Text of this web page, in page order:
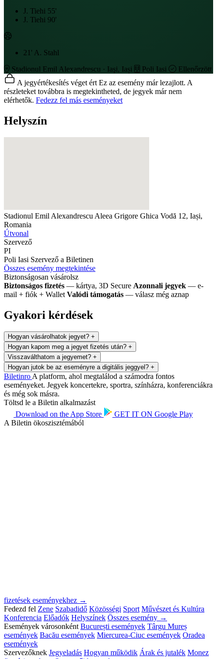
J. Tiehi 55'
J. Tiehi 90'
21' A. Stahl
Stadionul Emil Alexandrescu · Iaşi, Iași
Poli Iasi
Ellenőrzött
A jegyértékesítés véget ért Ez az esemény már lezajlott. A
részleteket továbbra is megtekintheted, de jegyek már nem
elérhetők. Fedezz fel más eseményeket
Helyszín
Stadionul Emil Alexandrescu Aleea Grigore Ghica Vodă 12, Iași,
Romania
Útvonal
Szervező
PI
Poli Iasi Szervező a Biletinen
Összes esemény megtekintése
Biztonságosan vásárolsz
Biztonságos fizetés — kártya, 3D Secure Azonnali jegyek — e-
mail + fiók + Wallet Valódi támogatás — válasz még aznap
Gyakori kérdések
Hogyan vásárolhatok jegyet? +
Hogyan kapom meg a jegyet fizetés után? +
Visszaválthatom a jegyemet? +
Hogyan jutok be az eseményre a digitális jeggyel? +
Biletinro A platform, ahol megtalálod a számodra fontos
eseményeket. Jegyek koncertekre, sportra, színházra, konferenciákra
és még sok másra.
Töltsd le a Biletin alkalmazást
Download on the App Store GET IT ON Google Play
A Biletin ökoszisztémából
fizetések eseményekhez →
Fedezd fel Zene Szabadidő Közösségi Sport Művészet és Kultúra
Konferencia Előadók Helyszínek Összes esemény →
Események városonként București események Târgu Mureș
események Bacău események Miercurea-Ciuc események Oradea
események
Szervezőknek Jegyeladás Hogyan működik Árak és jutalék Monez